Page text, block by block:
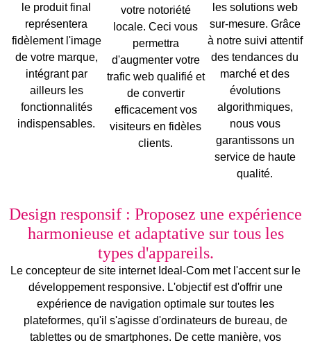
le produit final
représentera
fidèlement l'image
de votre marque,
intégrant par
ailleurs les
fonctionnalités
indispensables.
votre notoriété
locale. Ceci vous
permettra
d'augmenter votre
trafic web qualifié et
de convertir
efficacement vos
visiteurs en fidèles
clients.
les solutions web
sur-mesure. Grâce
à notre suivi attentif
des tendances du
marché et des
évolutions
algorithmiques,
nous vous
garantissons un
service de haute
qualité.
Design responsif : Proposez une expérience
harmonieuse et adaptative sur tous les
types d'appareils.
Le concepteur de site internetIdeal-Com met l'accent sur le
développement responsive. L'objectif est d'offrir une
expérience de navigation optimale sur toutes les
plateformes, qu'il s'agisse d'ordinateurs de bureau, de
tablettes ou de smartphones. De cette manière, vos